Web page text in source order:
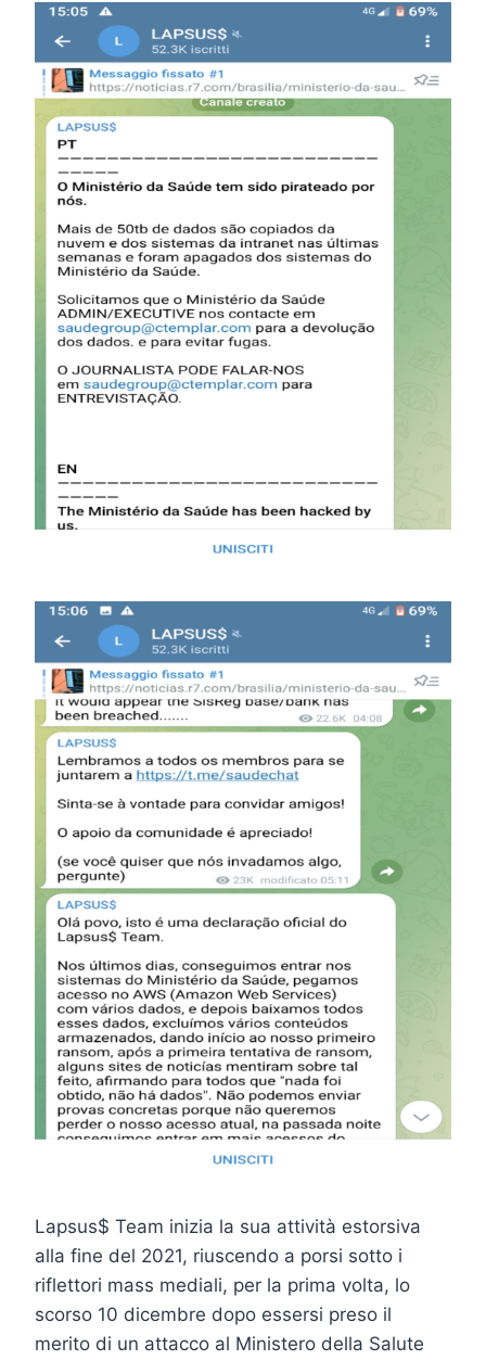
Lapsus$ Team inizia la sua attività estorsiva
alla fine del 2021, riuscendo a porsi sotto i
riflettori mass mediali, per la prima volta, lo
scorso 10 dicembre dopo essersi preso il
merito di un attacco al Ministero della Salute